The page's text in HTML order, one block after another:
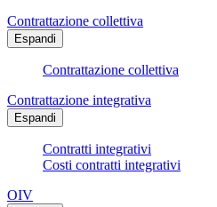
Contrattazione collettiva
Espandi
Contrattazione collettiva
Contrattazione integrativa
Espandi
Contratti integrativi
Costi contratti integrativi
OIV